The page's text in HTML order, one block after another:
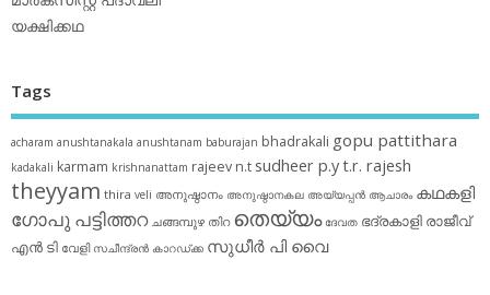
യക്ഷിക്കഥ
Tags
acharam anushtanakala anushtanam baburajan bhadrakali gopu pattithara
kadakali karmam krishnanattam rajeev n.t sudheer p.yt.r. rajesh
theyyam thira veli അനുഷ്ഠാനം അനുഷ്ഠാനകല അയ്യപ്പന്‍ ആചാരം കഥകളി
ഗോപു പട്ടിത്തറ ചങ്ങമ്പുഴ തിറ തെയ്യം ദേവത ഭദ്രകാളി രാജീവ്
എൻ ടി വേളി സചീന്ദ്രന്‍ കാറഡ്ക്ക സുധീര്‍ പി വൈ